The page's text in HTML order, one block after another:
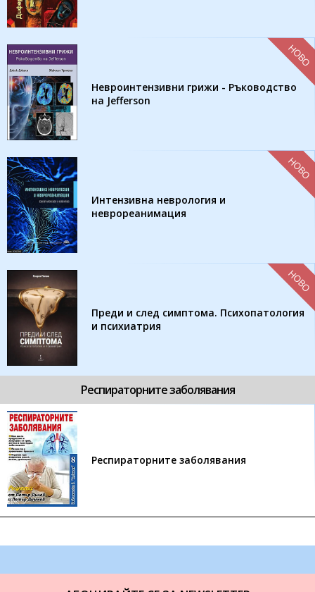
Невроинтензивни грижи - Ръководство
на Jefferson
НОВО
Интензивна неврология и
неврореанимация
НОВО
Преди и след симптома. Психопатология
и психиатрия
НОВО
Респираторните заболявания
Респираторните заболявания